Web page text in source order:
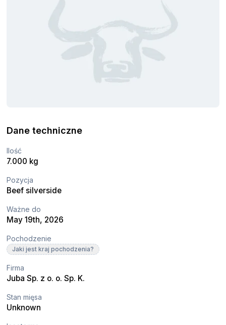
Dane techniczne
Ilość
7.000 kg
Pozycja
Beef silverside
Ważne do
May 19th, 2026
Pochodzenie
Jaki jest kraj pochodzenia?
Firma
Juba Sp. z o. o. Sp. K.
Stan mięsa
Unknown